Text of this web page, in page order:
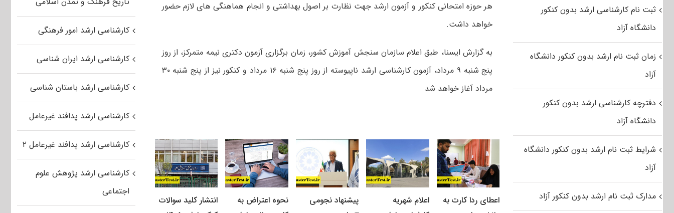
هر حوزه امتحانی کنکور و آزمون ارشد جهت نظارت بر اصول بهداشتی و انجام هماهنگی های لازم حضور
خواهد داشت.
به گزارش ایسنا، طبق اعلام سازمان سنجش آموزش کشور، زمان برگزاری آزمون دکتری نیمه متمرکز، از روز
پنج شنبه ۹ مرداد، آزمون کارشناسی ارشد ناپیوسته از روز پنج شنبه ۱۶ مرداد و کنکور نیز از پنج شنبه ۳۰
مرداد آغاز خواهد شد
اعطای ردا کارت به
اعلام شهریه
پیشنهاد نجومی
نحوه اعتراض به
انتشار کلید سوالات
کارشناسی ارشد امور فرهنگی
کارشناسی ارشد ایران شناسی
کارشناسی ارشد باستان شناسی
کارشناسی ارشد پدافند غیرعامل
کارشناسی ارشد پدافند غیرعامل ۲
کارشناسی ارشد پژوهش علوم
اجتماعی
ثبت نام کارشناسی ارشد بدون کنکور
دانشگاه آزاد
زمان ثبت نام ارشد بدون کنکور دانشگاه
آزاد
دفترچه کارشناسی ارشد بدون کنکور
دانشگاه آزاد
شرایط ثبت نام ارشد بدون کنکور دانشگاه
آزاد
مدارک ثبت نام ارشد بدون کنکور آزاد